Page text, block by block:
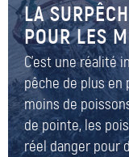
LA
POUR LES
C’est une réalité
pêche de plus en
moins de
de pointe, les
réel danger pour